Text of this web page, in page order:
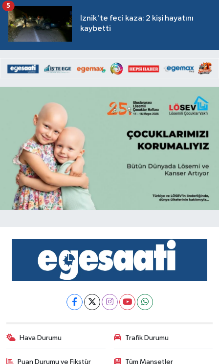
İznik'te feci kaza: 2 kişi hayatını
kaybetti
5
Hava Durumu Trafik Durumu
Puan Durumu ve Fikstür Tüm Manşetler